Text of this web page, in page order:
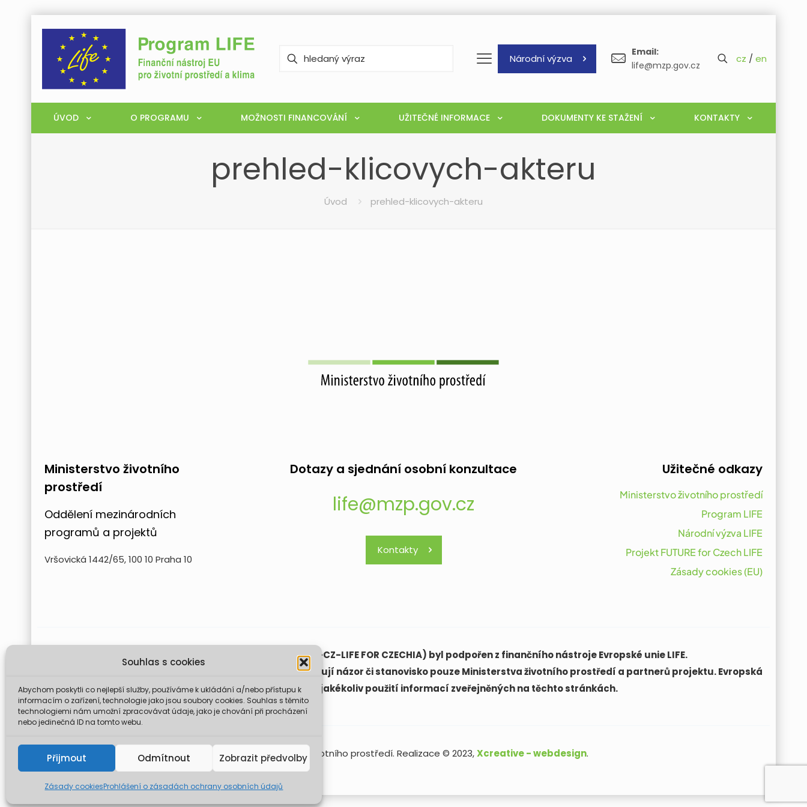
Souhlas s cookies
Abychom poskytli co nejlepší služby, používáme k ukládání a/nebo přístupu k
informacím o zařízení, technologie jako jsou soubory cookies. Souhlas s těmito
technologiemi nám umožní zpracovávat údaje, jako je chování při procházení
nebo jedinečná ID na tomto webu.
Přijmout Odmítnout Zobrazit předvolby
Zásady cookiesProhlášení o zásadách ochrany osobních údajů
Národní výzva
Email:
life@mzp.gov.cz
cz / en
ÚVOD O PROGRAMU MOŽNOSTI FINANCOVÁNÍ UŽITEČNÉ INFORMACE DOKUMENTY KE STAŽENÍ KONTAKTY
prehled-klicovych-akteru
Úvod prehled-klicovych-akteru
Ministerstvo životního
prostředí
Oddělení mezinárodních
programů a projektů
Vršovická 1442/65, 100 10 Praha 10
Dotazy a sjednání osobní konzultace
life@mzp.gov.cz
Kontakty
Užitečné odkazy
Ministerstvo životního prostředí
Program LIFE
Národní výzva LIFE
Projekt FUTURE for Czech LIFE
Zásady cookies (EU)
Projekt FUTURE for Czech LIFE (LIFE21-CAP-CZ-LIFE FOR CZECHIA) byl podpořen z finančního nástroje Evropské unie LIFE.
Údaje a informace zveřejněné na těchto stránkách vyjadřují názor či stanovisko pouze Ministerstva životního prostředí a partnerů projektu. Evropská
komise není odpovědná za jakékoliv použití informací zveřejněných na těchto stránkách.
© 2026 Ministerstvo životního prostředí. Realizace © 2023,Xcreative - webdesign.